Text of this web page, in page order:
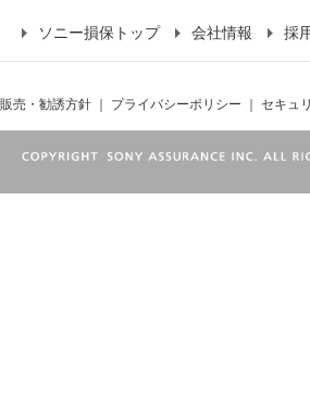
ソニー損保トップ 会社情報 採
販売・勧誘方針 プライバシーポリシー セキュ